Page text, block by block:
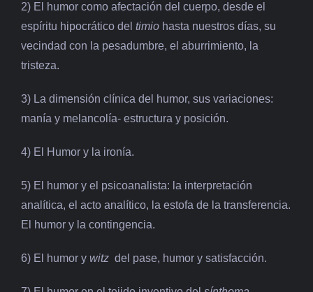
2) El humor como afectación del cuerpo, desde el
espíritu hipocrático del timio hasta nuestros días, su
vecindad con la pesadumbre, el aburrimiento, la
tristeza.
3) La dimensión clínica del humor, sus variaciones:
manía y melancolía- estructura y posición.
4) El Humor y la ironía.
5) El humor y el psicoanalista: la interpretación
analítica, el acto analítico, la estofa de la transferencia.
El humor y la contingencia.
6) El humor y witz del pase, humor y satisfacción.